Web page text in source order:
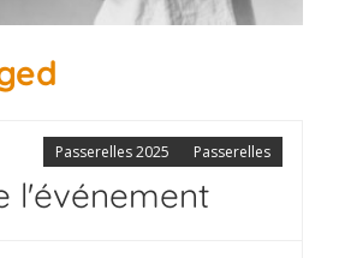
Passerelles
Passerelles 2025
l'événement